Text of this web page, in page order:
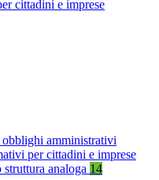
cittadini e imprese
obblighi amministrativi
per cittadini e imprese
analoga 14